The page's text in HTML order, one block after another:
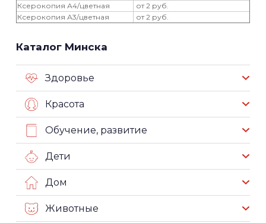
Ксерокопия А4/цветная
от 2 руб.
Ксерокопия А3/цветная
от 2 руб.
Каталог Минска
Здоровье
Красота
Обучение, развитие
Дети
Дом
Животные